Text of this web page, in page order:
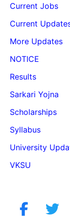
Current Jobs
Current
More Updates
NOTICE
Results
Sarkari Yojna
Scholarships
Syllabus
University
VKSU